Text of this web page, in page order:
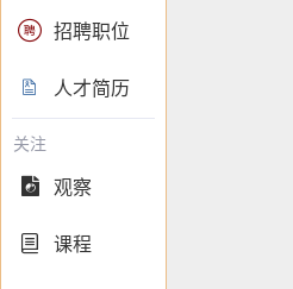
 招聘职位
 人才简历
关注
 观察
 课程